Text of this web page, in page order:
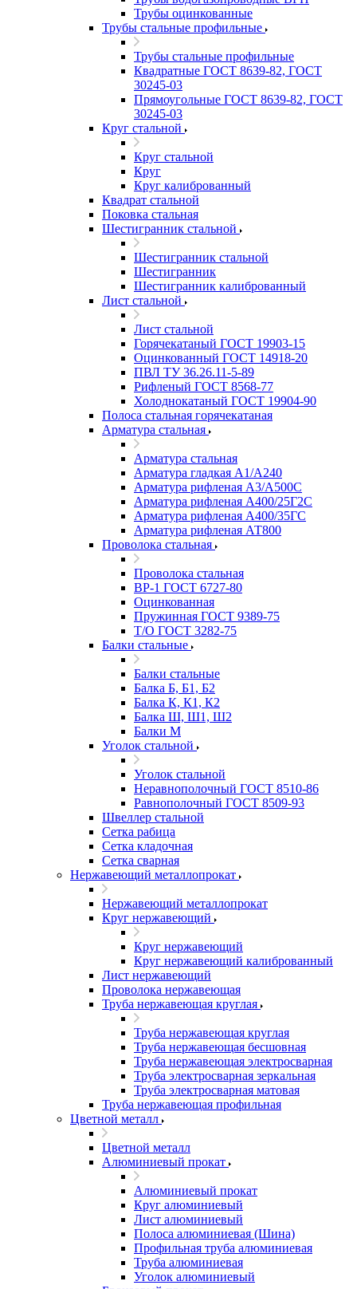
Трубы оцинкованные
Трубы стальные профильные
Трубы стальные профильные
Квадратные ГОСТ 8639-82, ГОСТ
30245-03
Прямоугольные ГОСТ 8639-82, ГОСТ
30245-03
Круг стальной
Круг стальной
Круг
Круг калиброванный
Квадрат стальной
Поковка стальная
Шестигранник стальной
Шестигранник стальной
Шестигранник
Шестигранник калиброванный
Лист стальной
Лист стальной
Горячекатаный ГОСТ 19903-15
Оцинкованный ГОСТ 14918-20
ПВЛ ТУ 36.26.11-5-89
Рифленый ГОСТ 8568-77
Холоднокатаный ГОСТ 19904-90
Полоса стальная горячекатаная
Арматура стальная
Арматура стальная
Арматура гладкая А1/А240
Арматура рифленая А3/А500С
Арматура рифленая А400/25Г2С
Арматура рифленая А400/35ГС
Арматура рифленая АТ800
Проволока стальная
Проволока стальная
ВР-1 ГОСТ 6727-80
Оцинкованная
Пружинная ГОСТ 9389-75
Т/О ГОСТ 3282-75
Балки стальные
Балки стальные
Балка Б, Б1, Б2
Балка К, К1, К2
Балка Ш, Ш1, Ш2
Балки М
Уголок стальной
Уголок стальной
Неравнополочный ГОСТ 8510-86
Равнополочный ГОСТ 8509-93
Швеллер стальной
Сетка рабица
Сетка кладочная
Сетка сварная
Нержавеющий металлопрокат
Нержавеющий металлопрокат
Круг нержавеющий
Круг нержавеющий
Круг нержавеющий калиброванный
Лист нержавеющий
Проволока нержавеющая
Труба нержавеющая круглая
Труба нержавеющая круглая
Труба нержавеющая бесшовная
Труба нержавеющая электросварная
Труба электросварная зеркальная
Труба электросварная матовая
Труба нержавеющая профильная
Цветной металл
Цветной металл
Алюминиевый прокат
Алюминиевый прокат
Круг алюминиевый
Лист алюминиевый
Полоса алюминиевая (Шина)
Профильная труба алюминиевая
Труба алюминиевая
Уголок алюминиевый